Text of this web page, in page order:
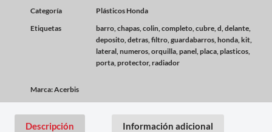
Categoría
Plásticos Honda
Etiquetas
barro,chapas,colin,completo,cubre,d,delante,
deposito,detras,filtro,guardabarros,honda,kit,
lateral,numeros,orquilla,panel,placa,plasticos,
porta,protector,radiador
Marca:Acerbis
Descripción Información adicional